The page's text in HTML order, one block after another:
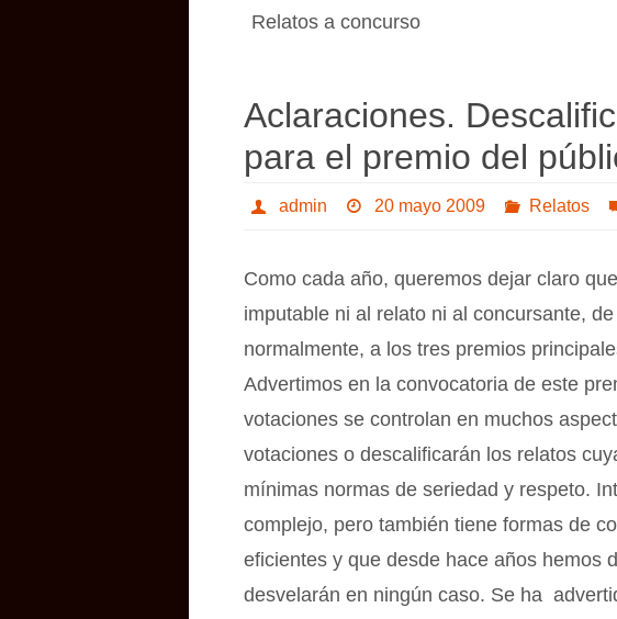
Relatos a concurso
Aclaraciones.
para el premio del
admin 20 mayo 2009 Relatos
Como cada año, queremos dejar claro
imputable ni al relato ni al concursante,
normalmente, a los tres premios
Advertimos en la convocatoria de este
votaciones se controlan en muchos
votaciones o descalificarán los relatos
mínimas normas de seriedad y respeto.
complejo, pero también tiene formas de
eficientes y que desde hace años hemos
desvelarán en ningún caso. Se ha